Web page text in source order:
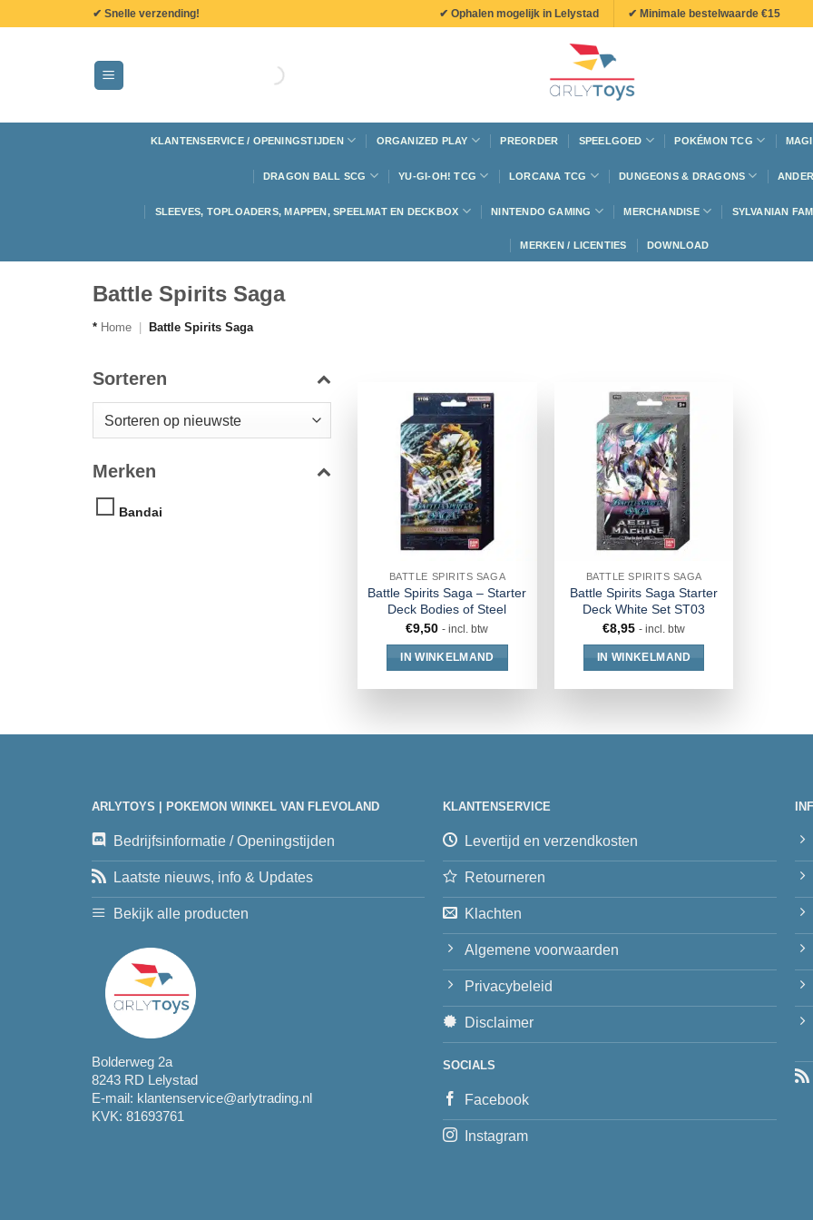
✔ Snelle verzending! ✔ Ophalen mogelijk in Lelystad ✔ Minimale bestelwaarde €15
KLANTENSERVICE / OPENINGSTIJDEN ORGANIZED PLAY PREORDER SPEELGOED POKÉMON TCG
DRAGON BALL SCG YU-GI-OH! TCG LORCANA TCG DUNGEONS & DRAGONS
SLEEVES, TOPLOADERS, MAPPEN, SPEELMAT EN DECKBOX NINTENDO GAMING MERCHANDISE SYLVANIAN
MERKEN / LICENTIES DOWNLOAD
Battle Spirits Saga
* Home Battle Spirits Saga
Sorteren
Merken
Bandai
BATTLE SPIRITS SAGA
Battle Spirits Saga – Starter
Deck Bodies of Steel
€9,50 - incl. btw
IN WINKELMAND
BATTLE SPIRITS SAGA
Battle Spirits Saga Starter
Deck White Set ST03
€8,95 - incl. btw
IN WINKELMAND
ARLYTOYS | POKEMON WINKEL VAN FLEVOLAND
Bedrijfsinformatie / Openingstijden
Laatste nieuws, info & Updates
Bekijk alle producten
Bolderweg 2a
8243 RD Lelystad
E-mail: klantenservice@arlytrading.nl
KVK: 81693761
KLANTENSERVICE
Levertijd en verzendkosten
Retourneren
Klachten
Algemene voorwaarden
Privacybeleid
Disclaimer
SOCIALS
Facebook
Instagram